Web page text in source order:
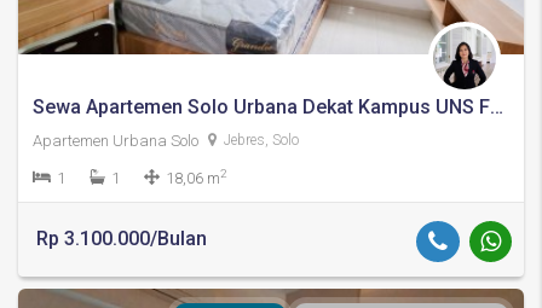
Sewa Apartemen Solo Urbana Dekat Kampus UNS Full Furnished
Apartemen Urbana Solo Jebres, Solo
1 1 18,06 m2
Rp 3.100.000/Bulan